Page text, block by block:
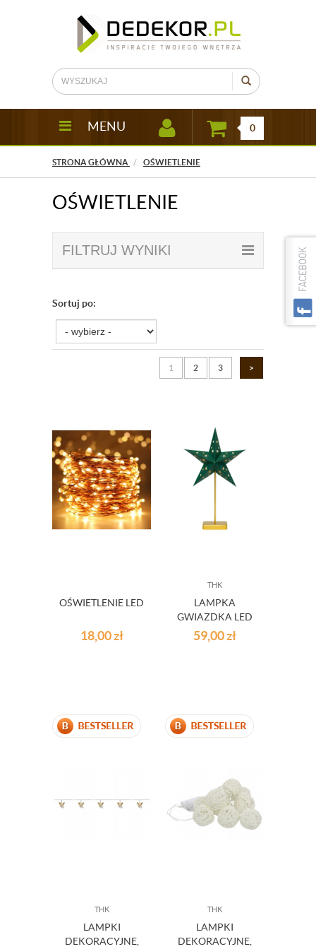
MENU 0
STRONA GŁÓWNA OŚWIETLENIE
OŚWIETLENIE
FILTRUJ WYNIKI
Sortuj po:
1 2 3 >
OŚWIETLENIE LED
18,00zł
THK
LAMPKA
GWIAZDKA LED
ZIELONA
59,00zł
THK
LAMPKI
DEKORACYJNE,
THK
LAMPKI
DEKORACYJNE,